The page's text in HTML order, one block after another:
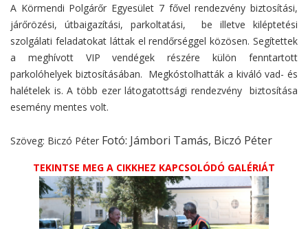
A Körmendi Polgárőr Egyesület 7 fővel rendezvény biztosítási,
járőrözési, útbaigazítási, parkoltatási, be illetve kiléptetési
szolgálati feladatokat láttak el rendőrséggel közösen. Segítettek
a meghívott VIP vendégek részére külön fenntartott
parkolóhelyek biztosításában. Megkóstolhatták a kiváló vad- és
halételek is. A több ezer látogatottsági rendezvény biztosítása
esemény mentes volt.
Szöveg: Biczó Péter Fotó: Jámbori Tamás, Biczó Péter
TEKINTSE MEG A CIKKHEZ KAPCSOLÓDÓ GALÉRIÁT